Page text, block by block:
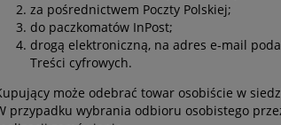
za pośrednictwem Poczty Polskiej;
do paczkomatów InPost;
drogą elektroniczną, na adres e-mail
Treści cyfrowych.
może odebrać towar osobiście w
przypadku wybrania odbioru osobistego